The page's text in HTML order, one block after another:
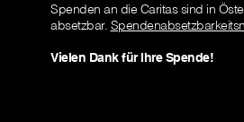
Spenden an die Caritas sind in
absetzbar.
Vielen Dank für Ihre Spende!